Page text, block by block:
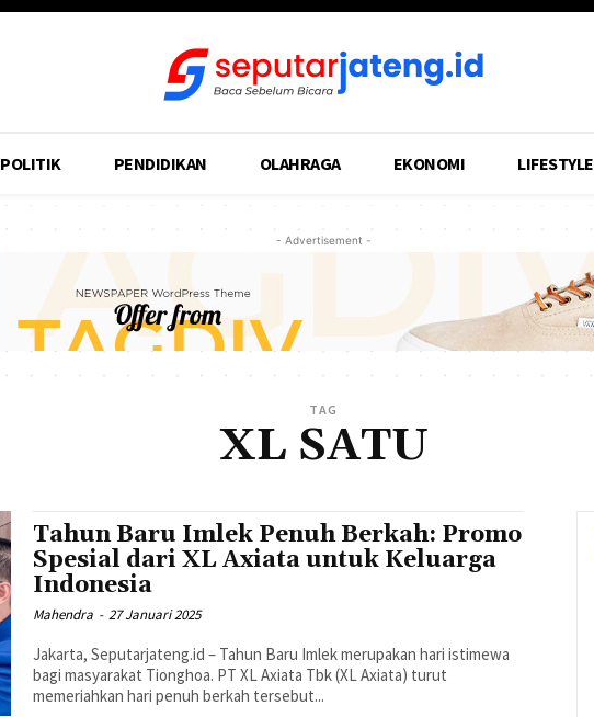
POLITIK PENDIDIKAN OLAHRAGA EKONOMI LIFESTYLE
- Advertisement -
TAG
XL SATU
Tahun Baru Imlek Penuh Berkah: Promo
Spesial dari XL Axiata untuk Keluarga
Indonesia
Mahendra - 27 Januari 2025
Jakarta, Seputarjateng.id – Tahun Baru Imlek merupakan hari istimewa
bagi masyarakat Tionghoa. PT XL Axiata Tbk (XL Axiata) turut
memeriahkan hari penuh berkah tersebut...